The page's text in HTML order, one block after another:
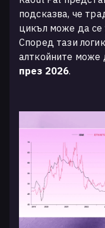
подсказва, че
цикъл може да
Според тази
алткойните може
през 2026.